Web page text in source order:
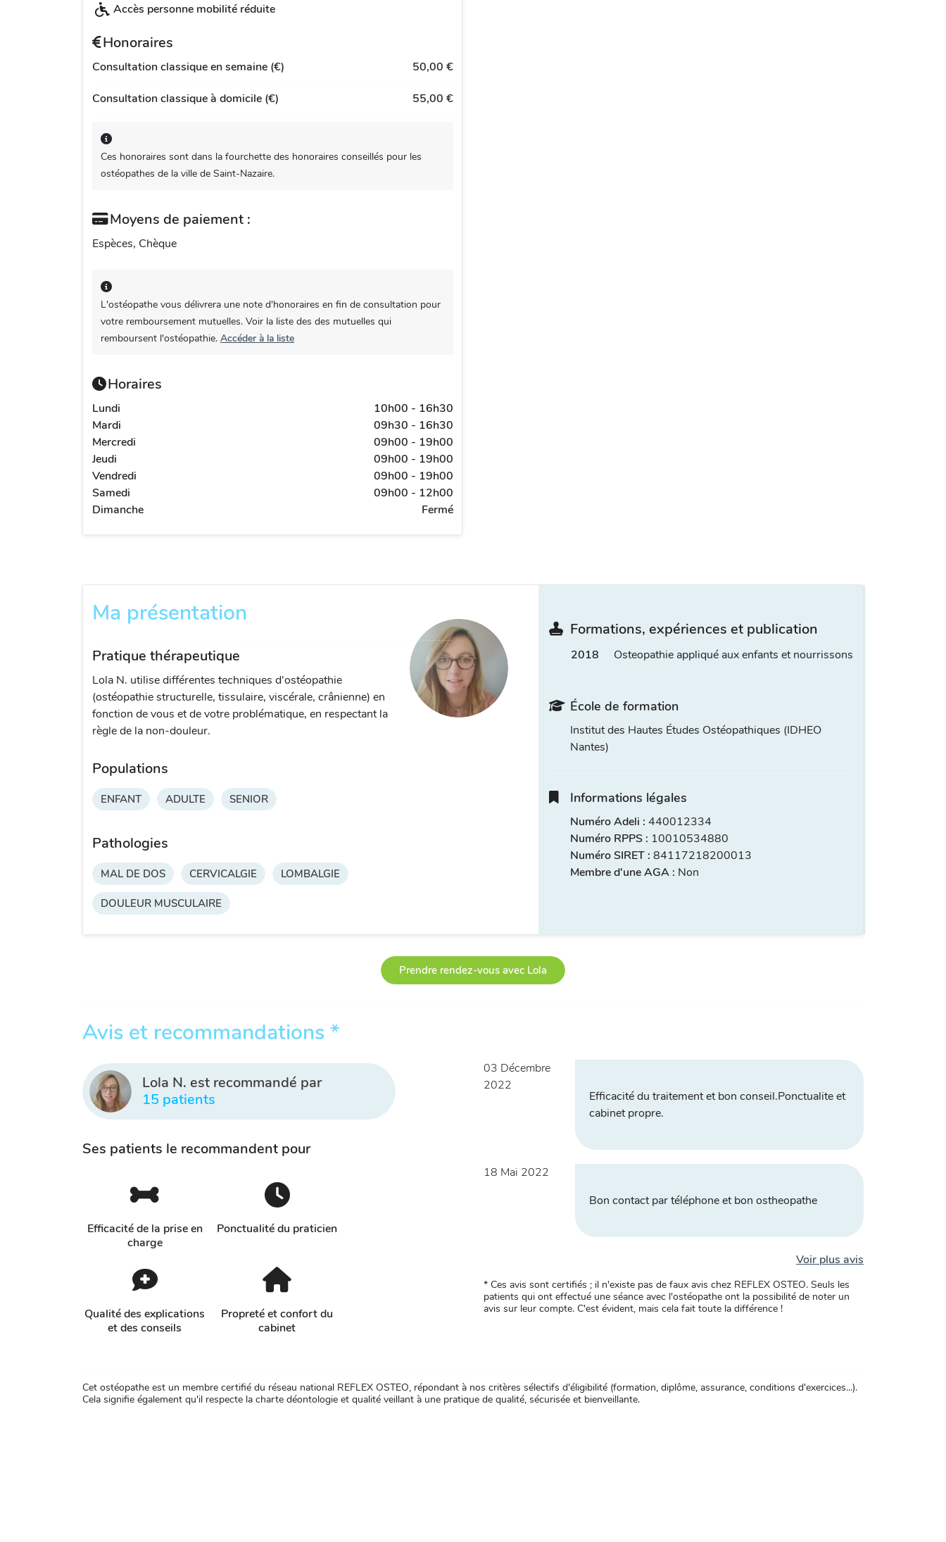
Accès personne mobilité réduite
Honoraires
Consultation classique en semaine (€) 50,00 €
Consultation classique à domicile (€) 55,00 €
Ces honoraires sont dans la fourchette des honoraires conseillés pour les
ostéopathes de la ville de Saint-Nazaire.
Moyens de paiement :
Espèces, Chèque
L'ostéopathe vous délivrera une note d'honoraires en fin de consultation pour
votre remboursement mutuelles. Voir la liste des des mutuelles qui
remboursent l'ostéopathie. Accéder à la liste
Horaires
Lundi
10h00 - 16h30
Mardi
09h30 - 16h30
Mercredi
09h00 - 19h00
Jeudi
09h00 - 19h00
Vendredi
09h00 - 19h00
Samedi
09h00 - 12h00
Dimanche
Fermé
Ma présentation
Pratique thérapeutique
Lola N. utilise différentes techniques d'ostéopathie
(ostéopathie structurelle, tissulaire, viscérale, crânienne) en
fonction de vous et de votre problématique, en respectant la
règle de la non-douleur.
Populations
ENFANT ADULTE SENIOR
Pathologies
MAL DE DOS CERVICALGIE LOMBALGIE
DOULEUR MUSCULAIRE
Formations, expériences et publication
2018 Osteopathie appliqué aux enfants et nourrissons
École de formation
Institut des Hautes Études Ostéopathiques (IDHEO
Nantes)
Informations légales
Numéro Adeli : 440012334
Numéro RPPS : 10010534880
Numéro SIRET : 84117218200013
Membre d'une AGA : Non
Prendre rendez-vous avec Lola
Avis et recommandations *
Lola N. est recommandé par
15 patients
Ses patients le recommandent pour
Efficacité de la prise en
charge
Ponctualité du praticien
Qualité des explications
et des conseils
Propreté et confort du
cabinet
03 Décembre
2022
Efficacité du traitement et bon conseil.Ponctualite et
cabinet propre.
18 Mai 2022
Bon contact par téléphone et bon ostheopathe
Voir plus avis
* Ces avis sont certifiés ; il n'existe pas de faux avis chez REFLEX OSTEO. Seuls les
patients qui ont effectué une séance avec l'ostéopathe ont la possibilité de noter un
avis sur leur compte. C'est évident, mais cela fait toute la différence !
Cet ostéopathe est un membre certifié du réseau national REFLEX OSTEO, répondant à nos critères sélectifs d'éligibilité (formation, diplôme, assurance, conditions d'exercices...).
Cela signifie également qu'il respecte la charte déontologie et qualité veillant à une pratique de qualité, sécurisée et bienveillante.